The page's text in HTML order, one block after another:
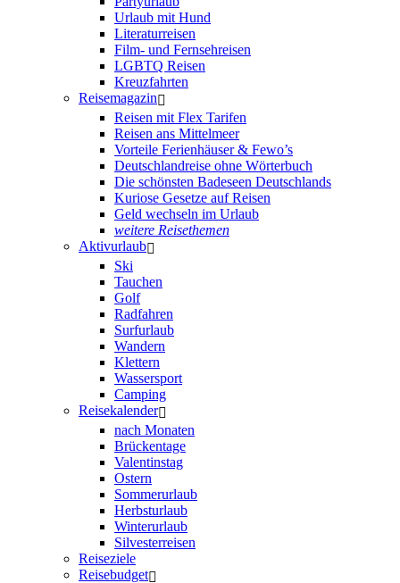
Urlaub mit Hund
Literaturreisen
Film- und Fernsehreisen
LGBTQ Reisen
Kreuzfahrten
Reisemagazin
Reisen mit Flex Tarifen
Reisen ans Mittelmeer
Vorteile Ferienhäuser & Fewo’s
Deutschlandreise ohne Wörterbuch
Die schönsten Badeseen Deutschlands
Kuriose Gesetze auf Reisen
Geld wechseln im Urlaub
weitere Reisethemen
Aktivurlaub
Ski
Tauchen
Golf
Radfahren
Surfurlaub
Wandern
Klettern
Wassersport
Camping
Reisekalender
nach Monaten
Brückentage
Valentinstag
Ostern
Sommerurlaub
Herbsturlaub
Winterurlaub
Silvesterreisen
Reiseziele
Reisebudget